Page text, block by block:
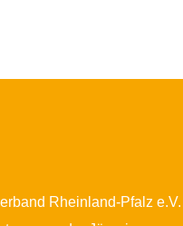
Rheinland-Pfalz e.V.